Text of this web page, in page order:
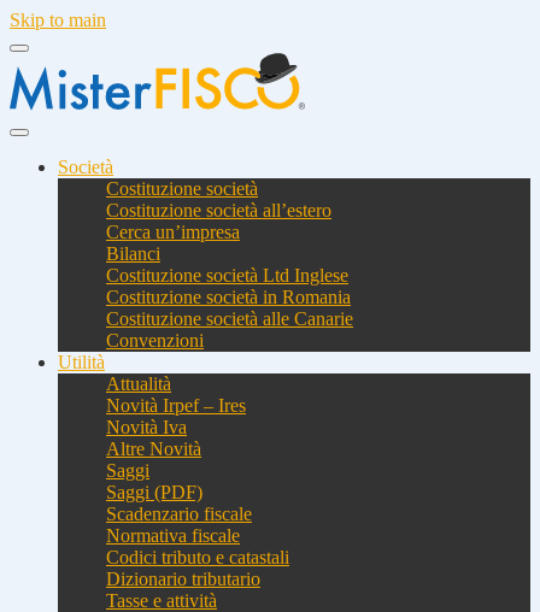
Skip to main
Società
Costituzione società
Costituzione società all’estero
Cerca un’impresa
Bilanci
Costituzione società Ltd Inglese
Costituzione società in Romania
Costituzione società alle Canarie
Convenzioni
Utilità
Attualità
Novità Irpef – Ires
Novità Iva
Altre Novità
Saggi
Saggi (PDF)
Scadenzario fiscale
Normativa fiscale
Codici tributo e catastali
Dizionario tributario
Tasse e attività